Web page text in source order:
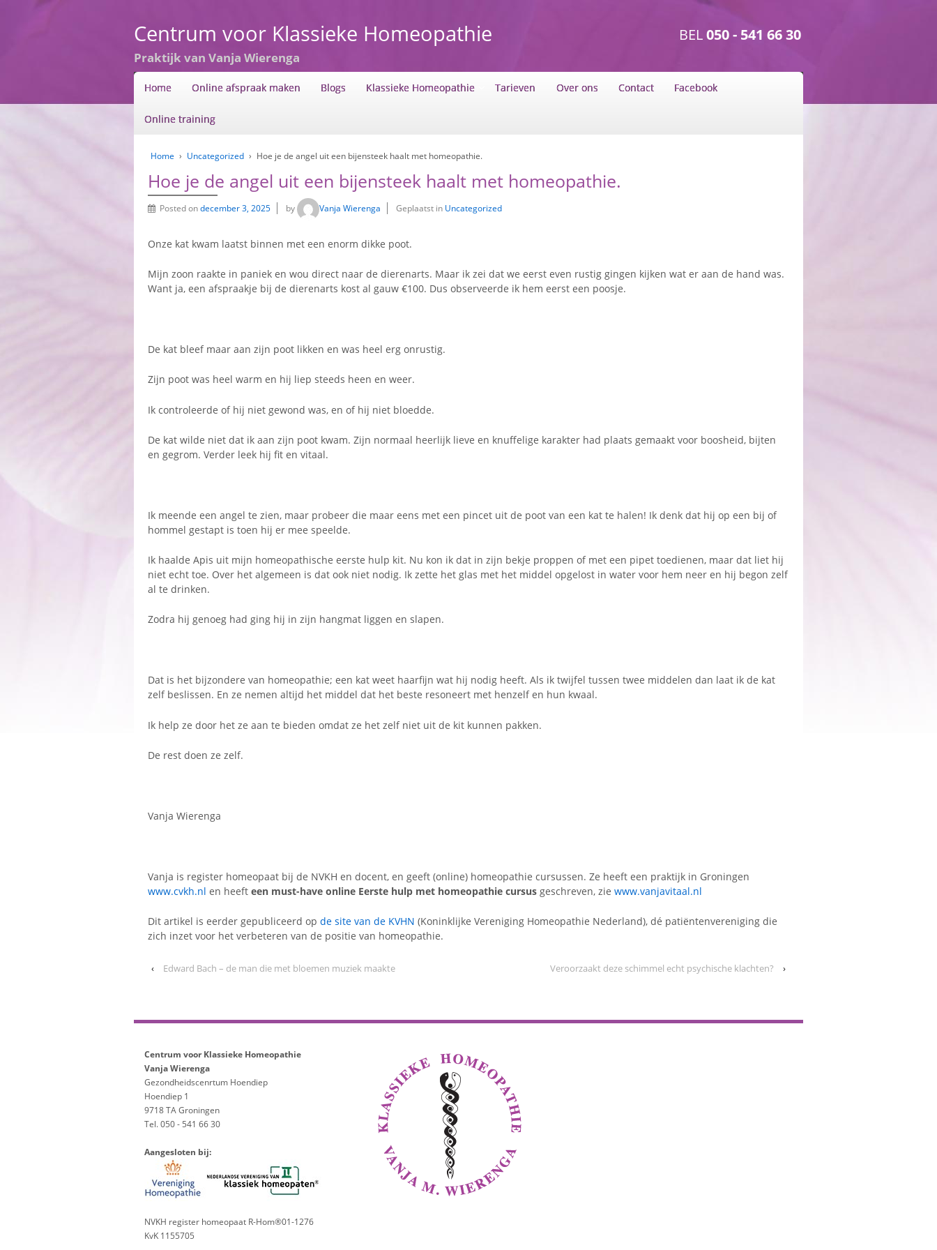
Centrum voor Klassieke Homeopathie
Praktijk van Vanja Wierenga
BEL050 - 541 66 30
Home Online afspraak maken Blogs Klassieke Homeopathie Tarieven Over ons Contact Facebook
Online training
Home › Uncategorized › Hoe je de angel uit een bijensteek haalt met homeopathie.
Hoe je de angel uit een bijensteek haalt met homeopathie.
Posted ondecember 3, 2025 by Vanja Wierenga Geplaatst in Uncategorized
Onze kat kwam laatst binnen met een enorm dikke poot.
Mijn zoon raakte in paniek en wou direct naar de dierenarts. Maar ik zei dat we eerst even rustig gingen kijken wat er aan de hand was.
Want ja, een afspraakje bij de dierenarts kost al gauw €100. Dus observeerde ik hem eerst een poosje.
De kat bleef maar aan zijn poot likken en was heel erg onrustig.
Zijn poot was heel warm en hij liep steeds heen en weer.
Ik controleerde of hij niet gewond was, en of hij niet bloedde.
De kat wilde niet dat ik aan zijn poot kwam. Zijn normaal heerlijk lieve en knuffelige karakter had plaats gemaakt voor boosheid, bijten
en gegrom. Verder leek hij fit en vitaal.
Ik meende een angel te zien, maar probeer die maar eens met een pincet uit de poot van een kat te halen! Ik denk dat hij op een bij of
hommel gestapt is toen hij er mee speelde.
Ik haalde Apis uit mijn homeopathische eerste hulp kit. Nu kon ik dat in zijn bekje proppen of met een pipet toedienen, maar dat liet hij
niet echt toe. Over het algemeen is dat ook niet nodig. Ik zette het glas met het middel opgelost in water voor hem neer en hij begon zelf
al te drinken.
Zodra hij genoeg had ging hij in zijn hangmat liggen en slapen.
Dat is het bijzondere van homeopathie; een kat weet haarfijn wat hij nodig heeft. Als ik twijfel tussen twee middelen dan laat ik de kat
zelf beslissen. En ze nemen altijd het middel dat het beste resoneert met henzelf en hun kwaal.
Ik help ze door het ze aan te bieden omdat ze het zelf niet uit de kit kunnen pakken.
De rest doen ze zelf.
Vanja Wierenga
Vanja is register homeopaat bij de NVKH en docent, en geeft (online) homeopathie cursussen. Ze heeft een praktijk in Groningen
www.cvkh.nl en heeft een must-have online Eerste hulp met homeopathie cursus geschreven, zie www.vanjavitaal.nl
Dit artikel is eerder gepubliceerd op de site van de KVHN (Koninklijke Vereniging Homeopathie Nederland), dé patiëntenvereniging die
zich inzet voor het verbeteren van de positie van homeopathie.
‹ Edward Bach – de man die met bloemen muziek maakte Veroorzaakt deze schimmel echt psychische klachten? ›
Centrum voor Klassieke Homeopathie
Vanja Wierenga
Gezondheidscenrtum Hoendiep
Hoendiep 1
9718 TA Groningen
Tel. 050 - 541 66 30
Aangesloten bij:
NVKH register homeopaat R-Hom®01-1276
KvK 1155705